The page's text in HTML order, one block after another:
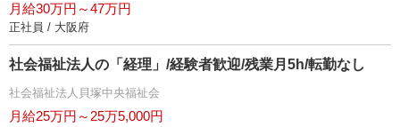
月給30万円～47万円
正社員 / 大阪府
社会福祉法人の「経理」/経験者歓迎/残業月5h/転勤なし
社会福祉法人貝塚中央福祉会
月給25万円～25万5,000円